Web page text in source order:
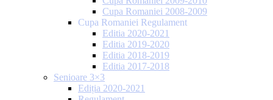
Cupa Romaniei 2008-2009
Cupa Romaniei Regulament
Editia 2020-2021
Editia 2019-2020
Editia 2018-2019
Editia 2017-2018
Senioare 3×3
Ediția 2020-2021